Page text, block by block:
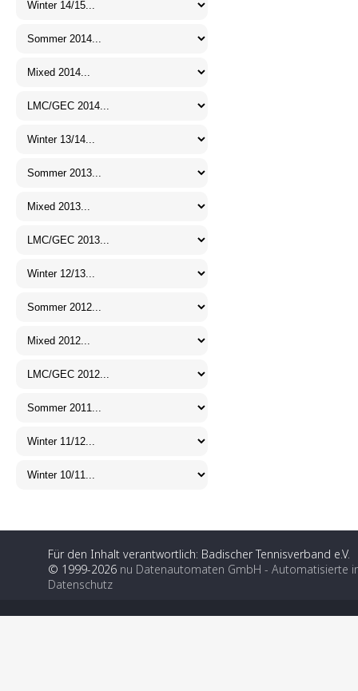
Für den Inhalt verantwortlich: Badischer Tennisverband e.V.
© 1999-2026 nu Datenautomaten GmbH - Automatisierte
Datenschutz